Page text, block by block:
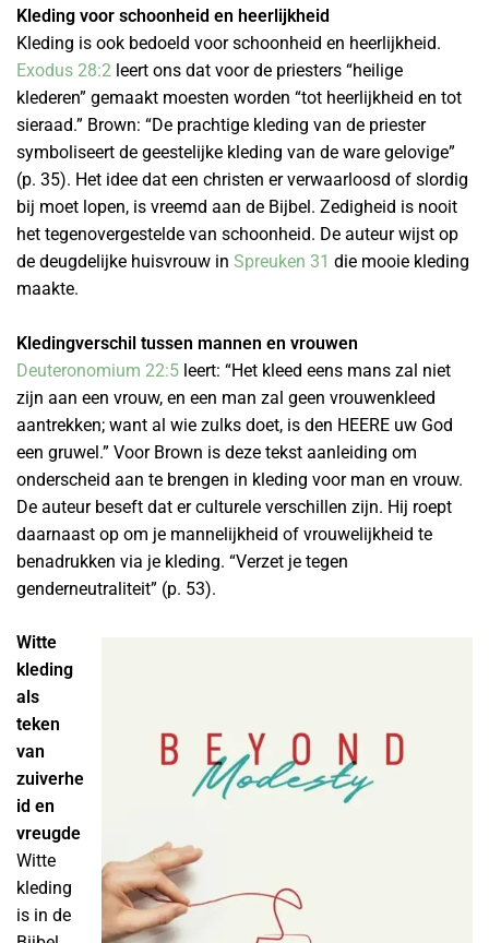
Kleding voor schoonheid en heerlijkheid
Kleding is ook bedoeld voor schoonheid en heerlijkheid.
Exodus 28:2 leert ons dat voor de priesters “heilige
klederen” gemaakt moesten worden “tot heerlijkheid en tot
sieraad.” Brown: “De prachtige kleding van de priester
symboliseert de geestelijke kleding van de ware gelovige”
(p. 35). Het idee dat een christen er verwaarloosd of slordig
bij moet lopen, is vreemd aan de Bijbel. Zedigheid is nooit
het tegenovergestelde van schoonheid. De auteur wijst op
de deugdelijke huisvrouw in Spreuken 31 die mooie kleding
maakte.
Kledingverschil tussen mannen en vrouwen
Deuteronomium 22:5 leert: “Het kleed eens mans zal niet
zijn aan een vrouw, en een man zal geen vrouwenkleed
aantrekken; want al wie zulks doet, is den HEERE uw God
een gruwel.” Voor Brown is deze tekst aanleiding om
onderscheid aan te brengen in kleding voor man en vrouw.
De auteur beseft dat er culturele verschillen zijn. Hij roept
daarnaast op om je mannelijkheid of vrouwelijkheid te
benadrukken via je kleding. “Verzet je tegen
genderneutraliteit” (p. 53).
Witte
kleding
als
teken
van
zuiverhe
id en
vreugde
Witte
kleding
is in de